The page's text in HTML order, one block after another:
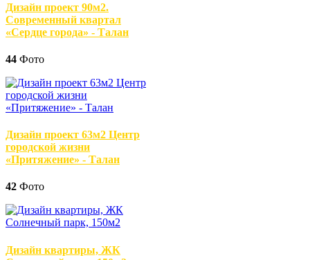
Дизайн проект 90м2.
Современный квартал
«Сердце города» - Талан
44 Фото
Дизайн проект 63м2 Центр
городской жизни
«Притяжение» - Талан
42 Фото
Дизайн квартиры, ЖК